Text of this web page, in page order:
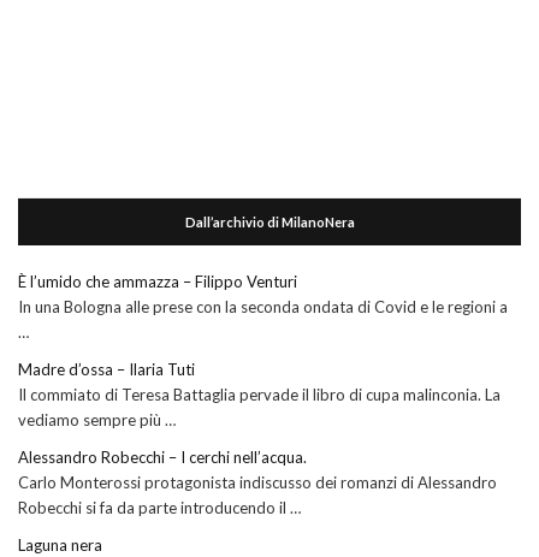
Dall’archivio di MilanoNera
È l’umido che ammazza – Filippo Venturi
In una Bologna alle prese con la seconda ondata di Covid e le regioni a
…
Madre d’ossa – Ilaria Tuti
Il commiato di Teresa Battaglia pervade il libro di cupa malinconia. La
vediamo sempre più …
Alessandro Robecchi – I cerchi nell’acqua.
Carlo Monterossi protagonista indiscusso dei romanzi di Alessandro
Robecchi si fa da parte introducendo il …
Laguna nera